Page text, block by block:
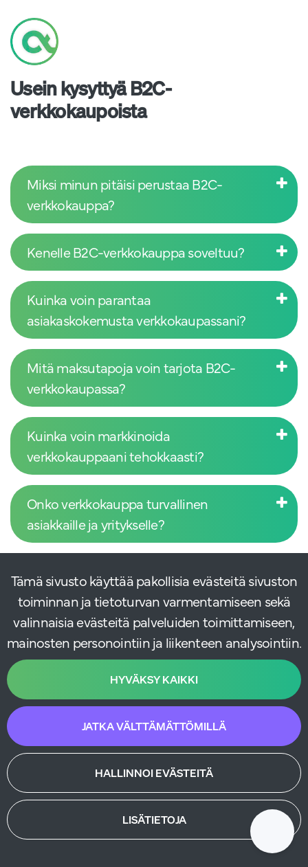
Tämä sivusto käyttää pakollisia evästeitä sivuston
toiminnan ja tietoturvan varmentamiseen sekä
valinnaisia evästeitä palveluiden toimittamiseen,
mainosten personointiin ja liikenteen analysointiin.
HYVÄKSY KAIKKI
JATKA VÄLTTÄMÄTTÖMILLÄ
HALLINNOI EVÄSTEITÄ
LISÄTIETOJA
Usein kysyttyä B2C-
verkkokaupoista
Miksi minun pitäisi perustaa B2C-
verkkokauppa?
Kenelle B2C-verkkokauppa soveltuu?
Kuinka voin parantaa
asiakaskokemusta verkkokaupassani?
Mitä maksutapoja voin tarjota B2C-
verkkokaupassa?
Kuinka voin markkinoida
verkkokauppaani tehokkaasti?
Onko verkkokauppa turvallinen
asiakkaille ja yritykselle?
Voiko B2C-verkkokauppa kasvaa
yritykseni mukana?
Voiko B2C-verkkokaupan integroida
muihin järjestelmiin?
Mitä maksutapoja voin tarjota
verkkokaupassani?
Miten verkkokaupan
toimitusvaihtoehdot valitaan?